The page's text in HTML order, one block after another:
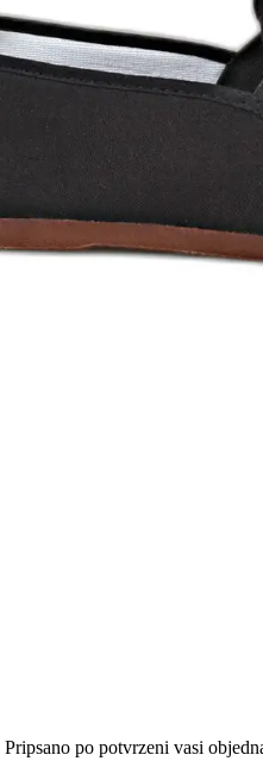
Pripsano po potvrzeni vasi